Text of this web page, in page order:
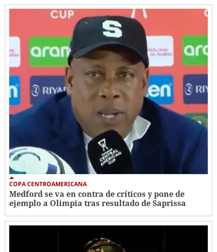
COPA CENTROAMERICANA
Medford se va en contra de críticos y pone de
ejemplo a Olimpia tras resultado de Saprissa